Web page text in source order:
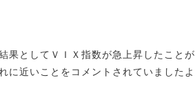
果としてＶＩＸ指数が急上昇したことが
に近いことをコメントされていましたよ